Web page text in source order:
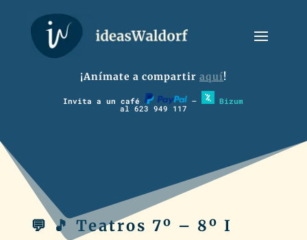
¡Anímate a compartir aquí!
Invita a un café – Bizum
al 623 949 117
💬 🎵 Teatros 7º – 8º I